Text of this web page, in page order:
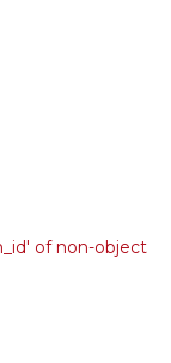
of non-object